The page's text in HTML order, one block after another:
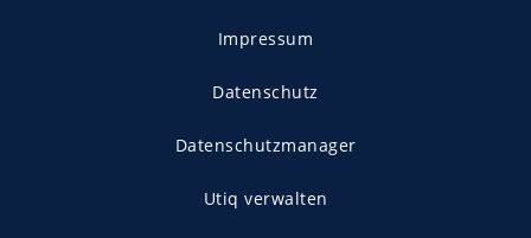
Impressum
Datenschutz
Datenschutzmanager
Utiq verwalten